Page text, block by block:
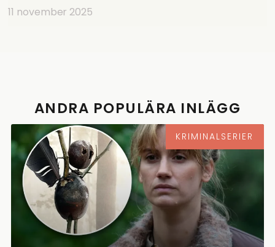
11 november 2025
ANDRA POPULÄRA INLÄGG
KRIMINALSERIER